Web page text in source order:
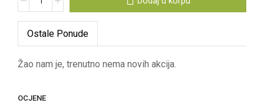
Ostale Ponude
Žao nam je, trenutno nema novih akcija.
OCJENE